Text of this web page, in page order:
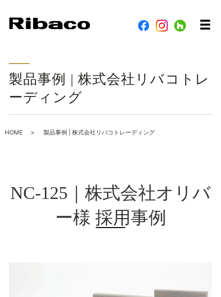
メ
製品事例 | 株式会社リバコトレ
ーディング
HOME 製品事例 | 株式会社リバコトレーディング
NC-125｜株式会社オリバ
ー様 採用事例